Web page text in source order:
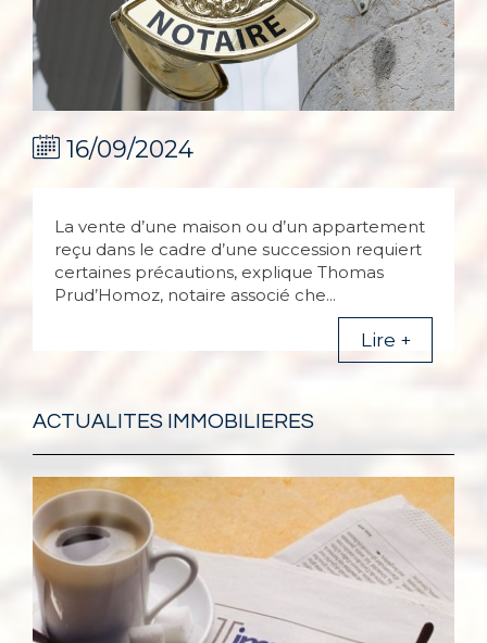
16/09/2024
La vente d’une maison ou d’un appartement
reçu dans le cadre d’une succession requiert
certaines précautions, explique Thomas
Prud’Homoz, notaire associé che...
Lire +
ACTUALITES IMMOBILIERES